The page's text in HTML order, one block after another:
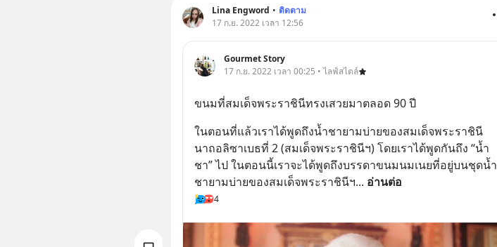
Lina Engword • ติดตาม
17 ก.ย. 2022 เวลา 12:56
Gourmet Story
17 ก.ย. 2022 เวลา 00:25 • ไลฟ์สไตล์
ขนมที่สมเด็จพระราชินีทรงเสวยมาตลอด 90 ปี
ในตอนที่แล้วเราได้พูดถึงน้ำชายามบ่ายของสมเด็จพระราชินี
นาถอลิซาเบธที่ 2 (สมเด็จพระราชินีฯ) โดยเราได้พูดกันถึง “น้ำ
ชา” ไป ในตอนนี้เราจะได้พูดถึงบรรดาขนมนมเนยที่อยู่บนชุดน้ำ
ชายามบ่ายของสมเด็จพระราชินีฯ... อ่านต่อ
4